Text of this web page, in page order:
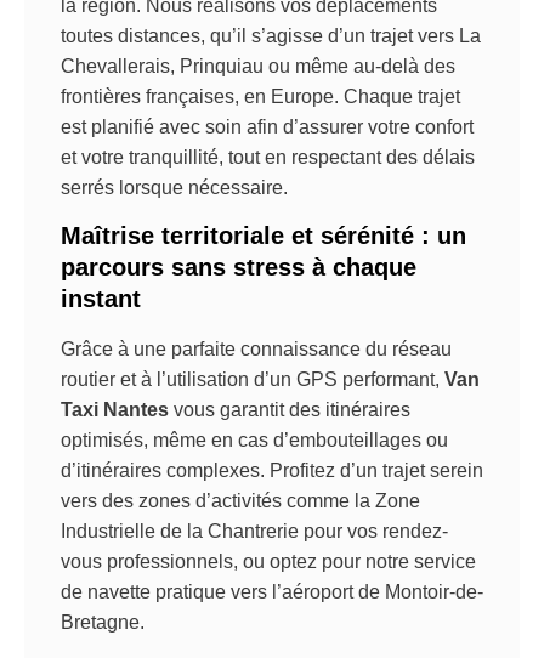
la région. Nous réalisons vos déplacements
toutes distances, qu’il s’agisse d’un trajet vers La
Chevallerais, Prinquiau ou même au-delà des
frontières françaises, en Europe. Chaque trajet
est planifié avec soin afin d’assurer votre confort
et votre tranquillité, tout en respectant des délais
serrés lorsque nécessaire.
Maîtrise territoriale et sérénité : un
parcours sans stress à chaque
instant
Grâce à une parfaite connaissance du réseau
routier et à l’utilisation d’un GPS performant, Van
Taxi Nantes vous garantit des itinéraires
optimisés, même en cas d’embouteillages ou
d’itinéraires complexes. Profitez d’un trajet serein
vers des zones d’activités comme la Zone
Industrielle de la Chantrerie pour vos rendez-
vous professionnels, ou optez pour notre service
de navette pratique vers l’aéroport de Montoir-de-
Bretagne.